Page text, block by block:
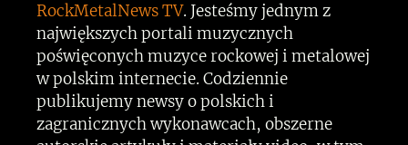
RockMetalNews TV. Jesteśmy jednym z
największych portali muzycznych
poświęconych muzyce rockowej i metalowej
w polskim internecie. Codziennie
publikujemy newsy o polskich i
zagranicznych wykonawcach, obszerne